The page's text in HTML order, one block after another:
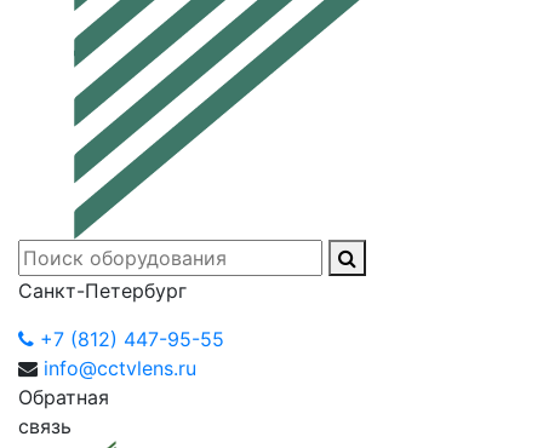
Санкт-Петербург
+7 (812) 447-95-55
info@cctvlens.ru
Обратная
связь